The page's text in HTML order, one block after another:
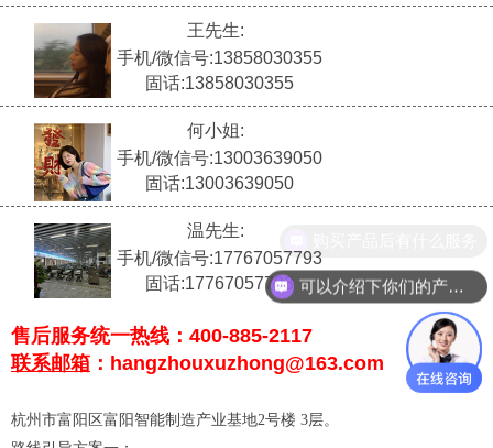
王先生:
手机/微信号:13858030355
固话:13858030355
何小姐:
手机/微信号:13003639050
固话:13003639050
温先生:
手机/微信号:17767057793
固话:17767057793
售后服务统一热线：400-885-2117
联系邮箱 ： hangzhouxuzhong@163.com
杭州市富阳区富阳智能制造产业基地2号楼 3层。
可以介绍下你们的产品么？